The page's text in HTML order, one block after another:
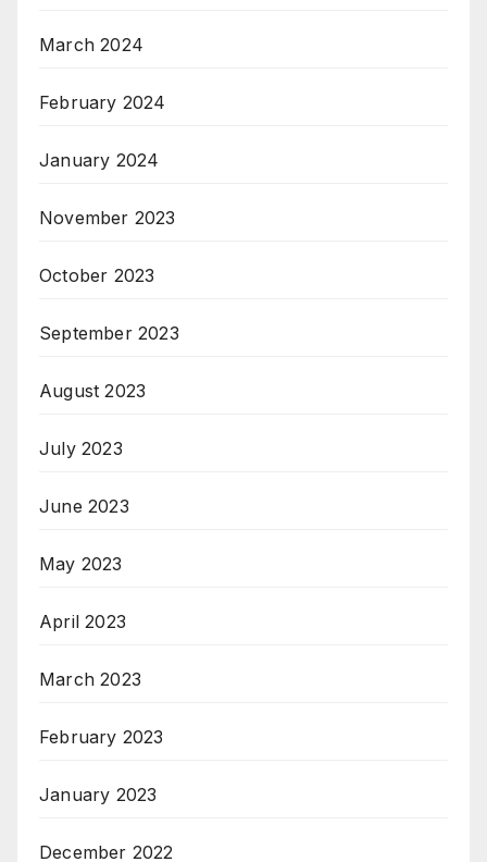
March 2024
February 2024
January 2024
November 2023
October 2023
September 2023
August 2023
July 2023
June 2023
May 2023
April 2023
March 2023
February 2023
January 2023
December 2022